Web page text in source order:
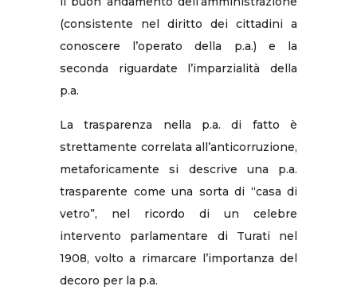
(consistente nel diritto dei cittadini a
conoscere l’operato della p.a.) e la
seconda riguardate l’imparzialità della
p.a.
La trasparenza nella p.a. di fatto è
strettamente correlata all’anticorruzione,
metaforicamente si descrive una p.a.
trasparente come una sorta di “casa di
vetro”, nel ricordo di un celebre
intervento parlamentare di Turati nel
1908, volto a rimarcare l’importanza del
decoro per la p.a.